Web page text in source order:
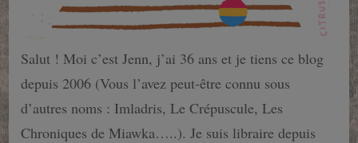
Salut ! Moi c’est Jenn, j’ai 36 ans et je tiens ce blog
depuis 2006 (Vous l’avez peut-être connu sous
d’autres noms : Imladris, Le Crépuscule, Les
Chroniques de Miawka…..). Je suis libraire depuis